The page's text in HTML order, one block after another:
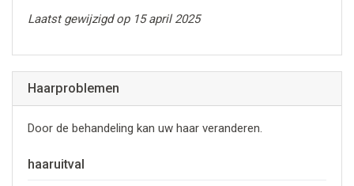
Laatst gewijzigd op 15 april 2025
Haarproblemen
Door de behandeling kan uw haar veranderen.
haaruitval